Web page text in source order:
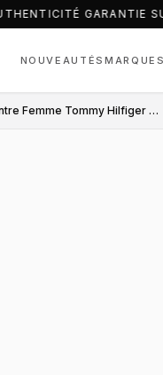
GARANTIE
NOUVEAUTÉSMARQUES
Montre Femme Tommy Hilfiger 1781750 Argent Tout Acier